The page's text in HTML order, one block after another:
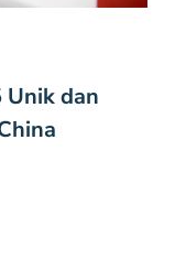
Unik dan